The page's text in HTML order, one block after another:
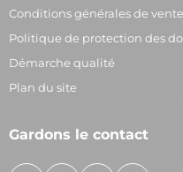
Conditions générales de vente
Politique de protection des
Démarche qualité
Plan du site
Gardons le contact